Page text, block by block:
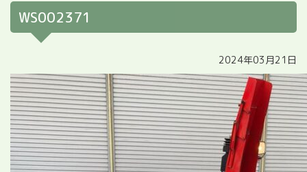
WS002371
2024年03月21日